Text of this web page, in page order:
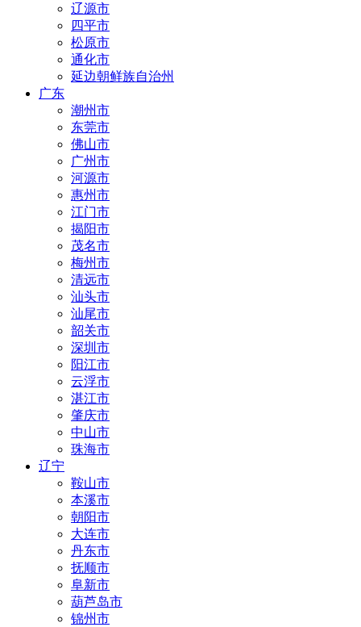
辽源市
四平市
松原市
通化市
延边朝鲜族自治州
广东
潮州市
东莞市
佛山市
广州市
河源市
惠州市
江门市
揭阳市
茂名市
梅州市
清远市
汕头市
汕尾市
韶关市
深圳市
阳江市
云浮市
湛江市
肇庆市
中山市
珠海市
辽宁
鞍山市
本溪市
朝阳市
大连市
丹东市
抚顺市
阜新市
葫芦岛市
锦州市